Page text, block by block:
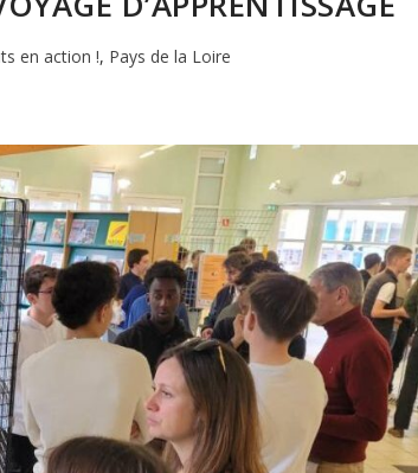
en action !, Pays de la Loire